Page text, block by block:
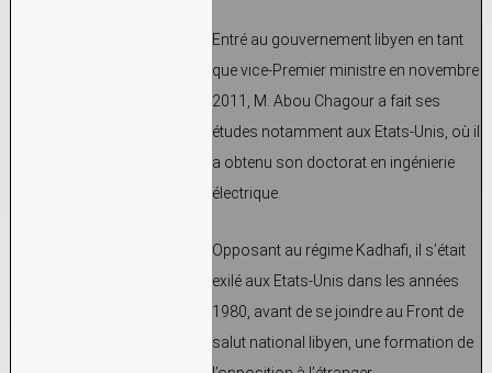
Entré au gouvernement libyen en tant
que vice-Premier ministre en novembre
2011, M. Abou Chagour a fait ses
études notamment aux Etats-Unis, où il
a obtenu son doctorat en ingénierie
électrique.
Opposant au régime Kadhafi, il s’était
exilé aux Etats-Unis dans les années
1980, avant de se joindre au Front de
salut national libyen, une formation de